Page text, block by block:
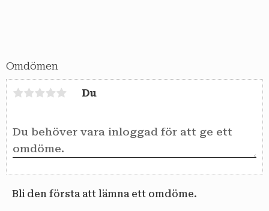
Omdömen
Du
Bli den första att lämna ett omdöme.